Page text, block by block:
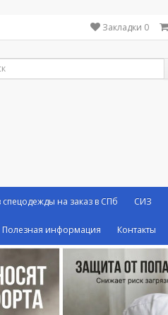
Закладки 0
на заказ в СПб СИЗ
Полезная информация Контакты